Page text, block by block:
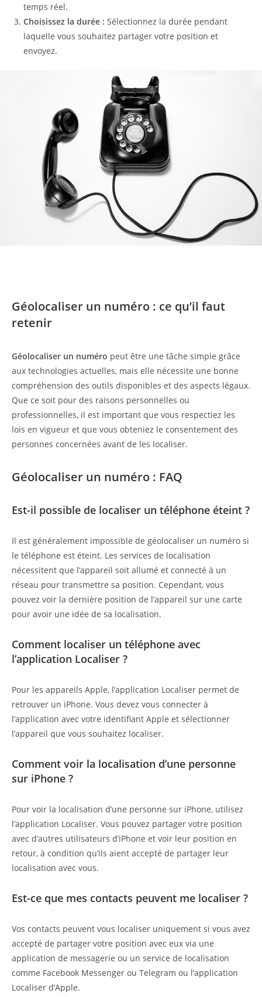
temps réel.
Choisissez la durée : Sélectionnez la durée pendant
laquelle vous souhaitez partager votre position et
envoyez.
Géolocaliser un numéro : ce qu’il faut
retenir
Géolocaliser un numéro peut être une tâche simple grâce
aux technologies actuelles, mais elle nécessite une bonne
compréhension des outils disponibles et des aspects légaux.
Que ce soit pour des raisons personnelles ou
professionnelles, il est important que vous respectiez les
lois en vigueur et que vous obteniez le consentement des
personnes concernées avant de les localiser.
Géolocaliser un numéro : FAQ
Est-il possible de localiser un téléphone éteint ?
Il est généralement impossible de géolocaliser un numéro si
le téléphone est éteint. Les services de localisation
nécessitent que l’appareil soit allumé et connecté à un
réseau pour transmettre sa position. Cependant, vous
pouvez voir la dernière position de l’appareil sur une carte
pour avoir une idée de sa localisation.
Comment localiser un téléphone avec
l’application Localiser ?
Pour les appareils Apple, l’application Localiser permet de
retrouver un iPhone. Vous devez vous connecter à
l’application avec votre identifiant Apple et sélectionner
l’appareil que vous souhaitez localiser.
Comment voir la localisation d’une personne
sur iPhone ?
Pour voir la localisation d’une personne sur iPhone, utilisez
l’application Localiser. Vous pouvez partager votre position
avec d’autres utilisateurs d’iPhone et voir leur position en
retour, à condition qu’ils aient accepté de partager leur
localisation avec vous.
Est-ce que mes contacts peuvent me localiser ?
Vos contacts peuvent vous localiser uniquement si vous avez
accepté de partager votre position avec eux via une
application de messagerie ou un service de localisation
comme Facebook Messenger ou Telegram ou l’application
Localiser d’Apple.